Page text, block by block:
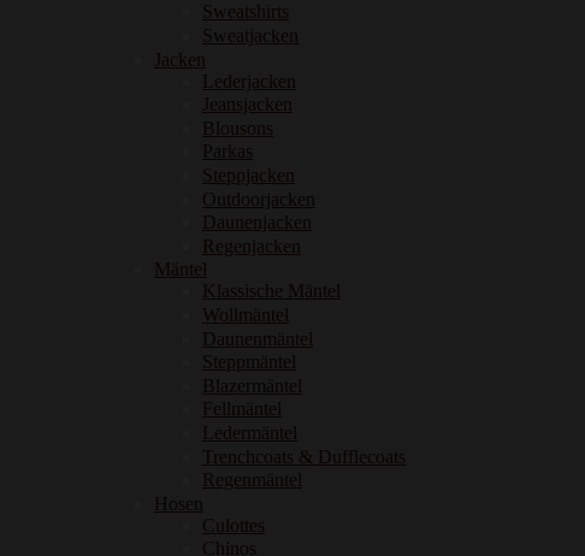
Sweatshirts
Sweatjacken
Jacken
Lederjacken
Jeansjacken
Blousons
Parkas
Steppjacken
Outdoorjacken
Daunenjacken
Regenjacken
Mäntel
Klassische Mäntel
Wollmäntel
Daunenmäntel
Steppmäntel
Blazermäntel
Fellmäntel
Ledermäntel
Trenchcoats & Dufflecoats
Regenmäntel
Hosen
Culottes
Chinos